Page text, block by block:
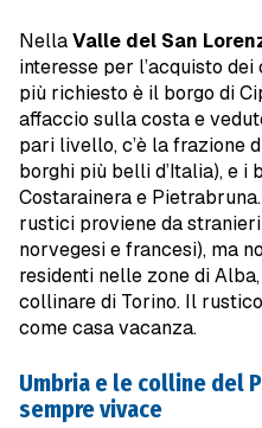
NellaValle del San
interesse per l’acquisto
più richiesto è il borgo di
affaccio sulla costa e
pari livello, c’è la frazione
borghi più belli d’Italia), e i
Costarainera e
rustici proviene da
norvegesi e francesi), ma
residenti nelle zone di
collinare di Torino. Il
come casa vacanza.
Umbria e le colline del
sempre vivace